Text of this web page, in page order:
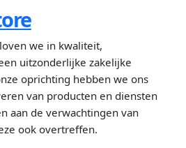
we in kwaliteit,
uitzonderlijke zakelijke
oprichting hebben we ons
van producten en diensten
aan de verwachtingen van
ook overtreffen.